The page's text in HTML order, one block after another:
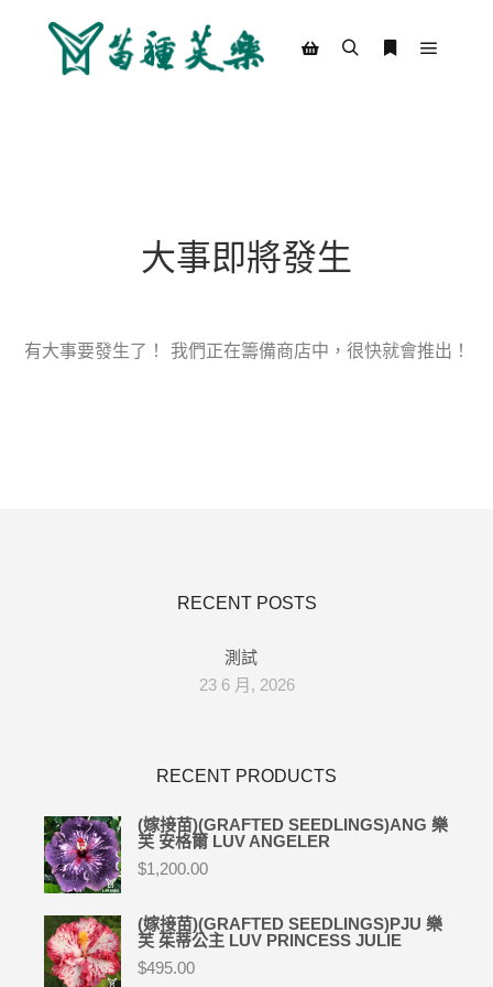
大事即將發生
有大事要發生了！ 我們正在籌備商店中，很快就會推出！
RECENT POSTS
測試
23 6 月, 2026
RECENT PRODUCTS
(嫁接苗)(GRAFTED SEEDLINGS)ANG 樂
芙 安格爾 LUV ANGELER
$1,200.00
(嫁接苗)(GRAFTED SEEDLINGS)PJU 樂
芙 茱蒂公主 LUV PRINCESS JULIE
$495.00